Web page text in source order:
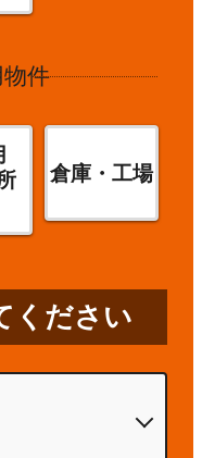
件
倉庫・工場
ください